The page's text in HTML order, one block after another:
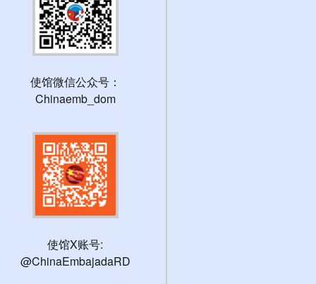
使馆微信公众号：
Chinaemb_dom
使馆X账号:
@ChinaEmbajadaRD